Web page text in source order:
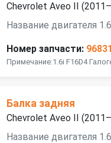
Chevrolet Aveo II
Название двигателя
Номер запчасти:
Примечание:1.6i F16D4
Балка задняя
Chevrolet Aveo II
Название двигателя